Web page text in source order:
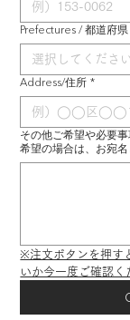
Prefectures / 都道府県
Address/住所 *
その他ご希望や必要
希望の場合は、お宛名
※注文ボタンを押す
いか今一度ご確認く